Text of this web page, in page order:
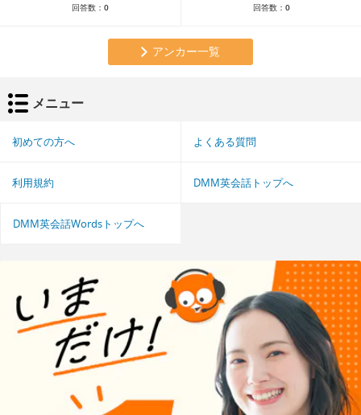
回答数： 0 回答数： 0
アンカー一覧
メニュー
初めての方へ よくある質問
利用規約 DMM英会話トップへ
DMM英会話Wordsトップへ